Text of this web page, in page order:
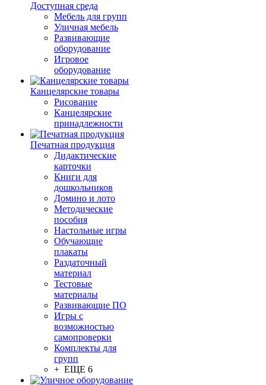
Доступная среда
Мебель для групп
Уличная мебель
Развивающие
оборудование
Игровое
оборудование
Канцелярские товары
Рисование
Канцелярские
принадлежности
Печатная продукция
Дидактические
карточки
Книги для
дошкольников
Домино и лото
Методические
пособия
Настольные игры
Обучающие
плакаты
Раздаточный
материал
Тестовые
материалы
Развивающие ПО
Игры с
возможностью
самопроверки
Комплекты для
групп
+ ЕЩЕ 6